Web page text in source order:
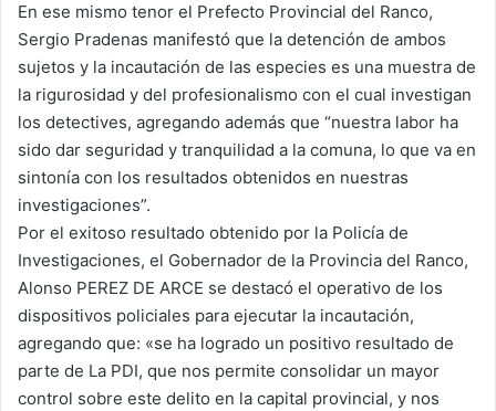
En ese mismo tenor el Prefecto Provincial del Ranco,
Sergio Pradenas manifestó que la detención de ambos
sujetos y la incautación de las especies es una muestra de
la rigurosidad y del profesionalismo con el cual investigan
los detectives, agregando además que “nuestra labor ha
sido dar seguridad y tranquilidad a la comuna, lo que va en
sintonía con los resultados obtenidos en nuestras
investigaciones”.
Por el exitoso resultado obtenido por la Policía de
Investigaciones, el Gobernador de la Provincia del Ranco,
Alonso PEREZ DE ARCE se destacó el operativo de los
dispositivos policiales para ejecutar la incautación,
agregando que: «se ha logrado un positivo resultado de
parte de La PDI, que nos permite consolidar un mayor
control sobre este delito en la capital provincial, y nos